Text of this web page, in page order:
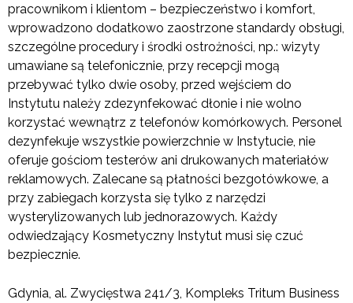
pracownikom i klientom – bezpieczeństwo i komfort,
wprowadzono dodatkowo zaostrzone standardy obsługi,
szczególne procedury i środki ostrożności, np.: wizyty
umawiane są telefonicznie, przy recepcji mogą
przebywać tylko dwie osoby, przed wejściem do
Instytutu należy zdezynfekować dłonie i nie wolno
korzystać wewnątrz z telefonów komórkowych. Personel
dezynfekuje wszystkie powierzchnie w Instytucie, nie
oferuje gościom testerów ani drukowanych materiałów
reklamowych. Zalecane są płatności bezgotówkowe, a
przy zabiegach korzysta się tylko z narzędzi
wysterylizowanych lub jednorazowych. Każdy
odwiedzający Kosmetyczny Instytut musi się czuć
bezpiecznie.
Gdynia, al. Zwycięstwa 241/3, Kompleks Tritum Business